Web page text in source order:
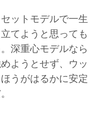
ットモデルで一生
てようと思っても
深重心モデルなら
ようとせず、ウッ
うがはるかに安定